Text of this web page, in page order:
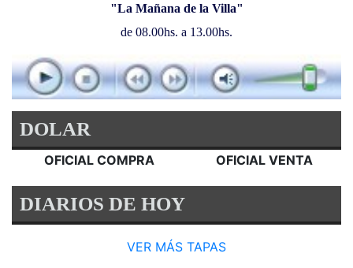
"La Mañana de la Villa"
de 08.00hs. a 13.00hs.
DOLAR
OFICIAL COMPRA OFICIAL VENTA
DIARIOS DE HOY
VER MÁS TAPAS